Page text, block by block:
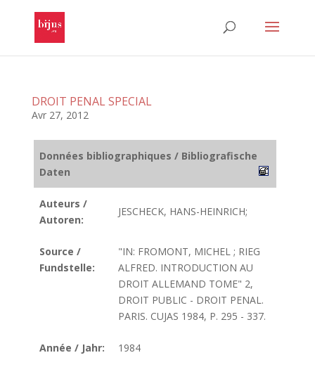
DROIT PENAL SPECIAL
Avr 27, 2012
Données bibliographiques / Bibliografische
Daten
Auteurs /
Autoren:
JESCHECK, HANS-HEINRICH;
Source /
Fundstelle:
"IN: FROMONT, MICHEL ; RIEG
ALFRED. INTRODUCTION AU
DROIT ALLEMAND TOME" 2,
DROIT PUBLIC - DROIT PENAL.
PARIS. CUJAS 1984, P. 295 - 337.
Année / Jahr: 1984